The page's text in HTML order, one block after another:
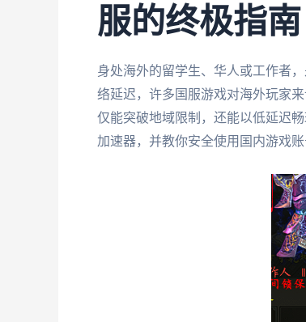
服的终极指南
身处海外的留学生、华人或工作者
络延迟，许多国服游戏对海外玩家
仅能突破地域限制，还能以低延迟
加速器，并教你安全使用国内游戏账